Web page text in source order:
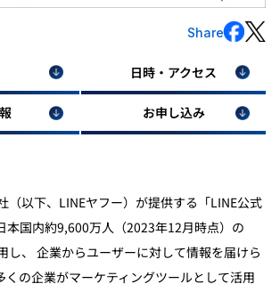
Share
日時・アクセス
お申し込み
（以下、LINEヤフー）が提供する「LINE公式
本国内約9,600万人（2023年12月時点）の
し、 企業からユーザーに対して情報を届けら
くの企業がマーケティングツールとして活用